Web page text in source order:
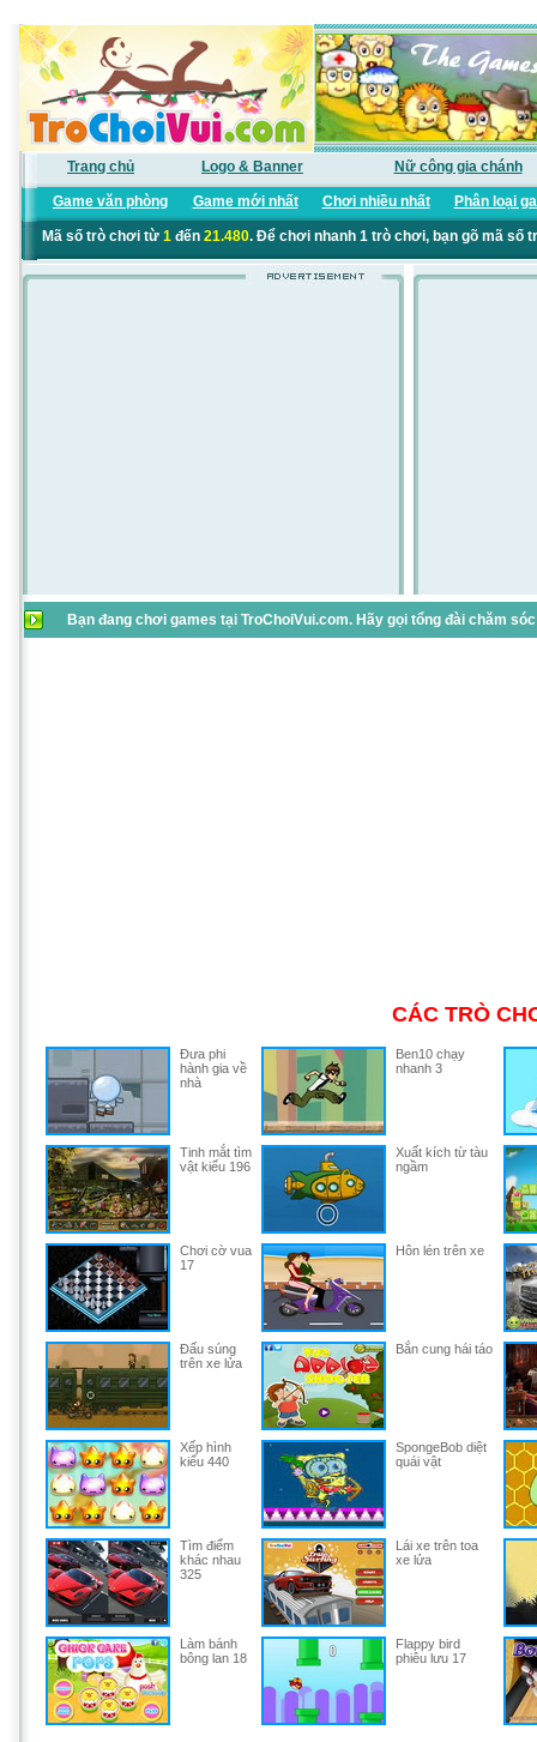
Trang chủ Logo & Banner Nữ công gia chánh
Game văn phòng Game mới nhất Chơi nhiều nhất Phân loại
Mã số trò chơi từ 1đến 21.480. Để chơi nhanh 1 trò chơi, bạn gõ mã số
Bạn đang chơi games tại TroChoiVui.com. Hãy gọi tổng đài chăm
CÁC TRÒ
Đưa phi
hành gia về
nhà
Ben10 chạy
nhanh 3
Tinh mắt tìm
vật kiểu 196
Xuất kích từ tàu
ngầm
Chơi cờ vua
17
Hôn lén trên xe
Đấu súng
trên xe lửa
Bắn cung hái táo
Xếp hình
kiểu 440
SpongeBob diệt
quái vật
Tìm điểm
khác nhau
325
Lái xe trên toa
xe lửa
Làm bánh
bông lan 18
Flappy bird
phiêu lưu 17